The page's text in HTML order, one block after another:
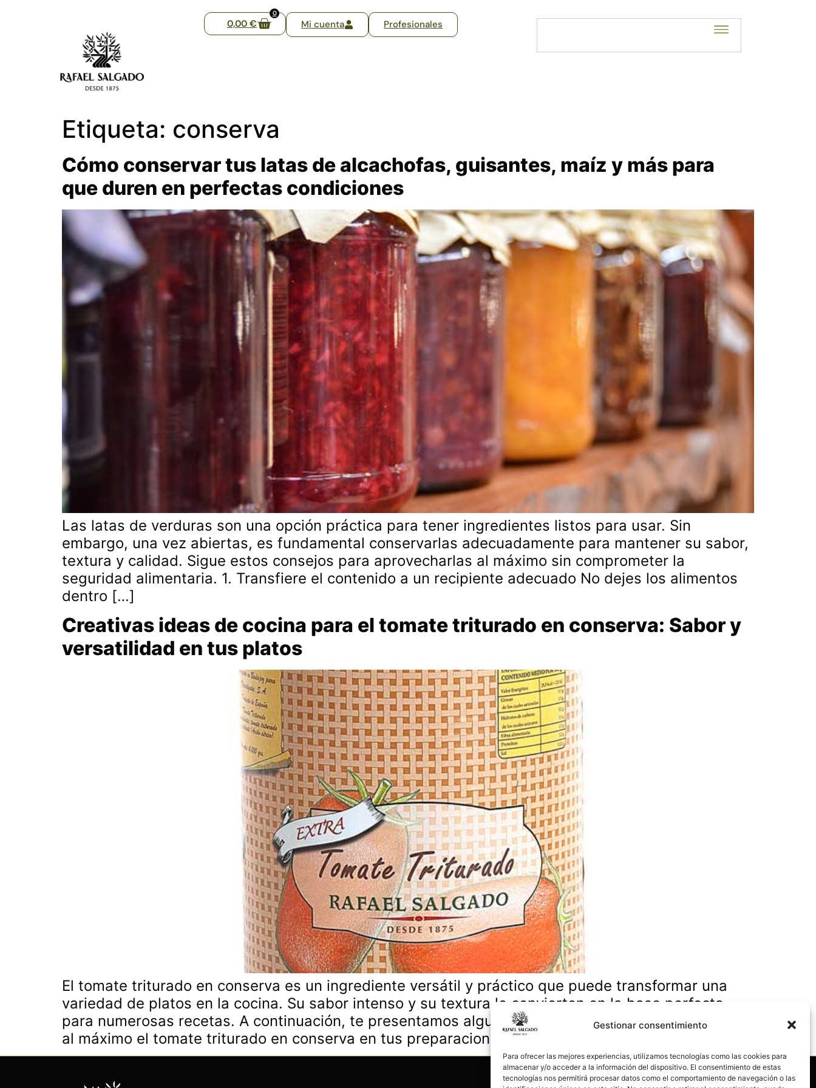
Gestionar consentimiento
Para ofrecer las mejores experiencias, utilizamos tecnologías como las cookies para
almacenar y/o acceder a la información del dispositivo. El consentimiento de estas
tecnologías nos permitirá procesar datos como el comportamiento de navegación o las
0,00 €
0
Mi cuenta Profesionales
Etiqueta: conserva
Cómo conservar tus latas de alcachofas, guisantes, maíz y más para
que duren en perfectas condiciones
Las latas de verduras son una opción práctica para tener ingredientes listos para usar. Sin
embargo, una vez abiertas, es fundamental conservarlas adecuadamente para mantener su sabor,
textura y calidad. Sigue estos consejos para aprovecharlas al máximo sin comprometer la
seguridad alimentaria. 1. Transfiere el contenido a un recipiente adecuado No dejes los alimentos
dentro […]
Creativas ideas de cocina para el tomate triturado en conserva: Sabor y
versatilidad en tus platos
El tomate triturado en conserva es un ingrediente versátil y práctico que puede transformar una
variedad de platos en la cocina. Su sabor intenso y su textura lo convierten en la base perfecta
para numerosas recetas. A continuación, te presentamos algunas ideas creativas para aprovechar
al máximo el tomate triturado en conserva en tus preparaciones […]